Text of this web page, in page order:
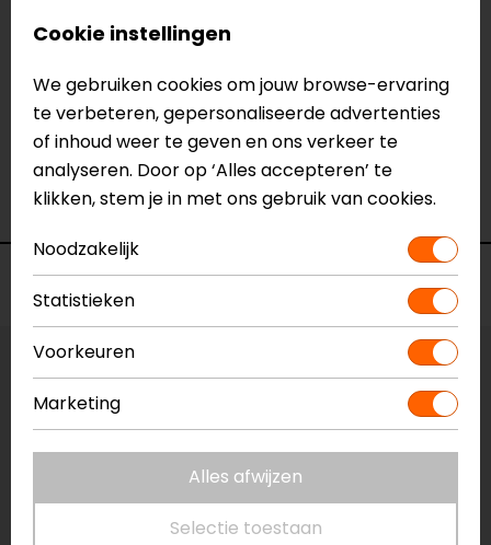
17-09-2023
Goede service en communicatie
- van Ham
Voorraad
Vestiging Apeldoorn
Niet op voorraad
Vestiging Breda
Vestiging Capelle a/d IJssel
Cookie instellingen
We gebruiken cookies om jouw browse-ervaring
te verbeteren, gepersonaliseerde advertenties
of inhoud weer te geven en ons verkeer te
analyseren. Door op ‘Alles accepteren’ te
klikken, stem je in met ons gebruik van cookies.
Noodzakelijk
Statistieken
Voorkeuren
Marketing
Alles afwijzen
Selectie toestaan